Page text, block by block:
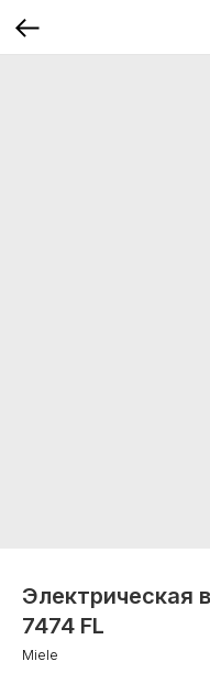
Электрическая
7474 FL
Miele